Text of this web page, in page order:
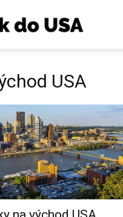
USA